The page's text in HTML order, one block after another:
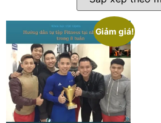
Giảm giá!